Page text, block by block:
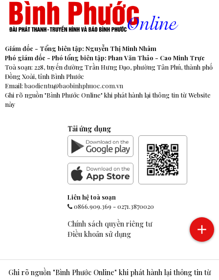
Giám đốc - Tổng biên tập: Nguyễn Thị Minh Nhâm
Phó giám đốc - Phó tổng biên tập: Phan Văn Thảo - Cao Minh Trực
Toà soạn: 228, tuyến đường Trần Hưng Đạo, phường Tân Phú, thành phố
Đồng Xoài, tỉnh Bình Phước
Email: baodientu@baobinhphuoc.com.vn
Ghi rõ nguồn "Bình Phước Online" khi phát hành lại thông tin từ Website
này
Tải ứng dụng
Liên hệ toà soạn
0866.909.369-0271.3870020
Chính sách quyền riêng tư
Điều khoản sử dụng
Ghi rõ nguồn "Bình Phước Online" khi phát hành lại thông tin từ